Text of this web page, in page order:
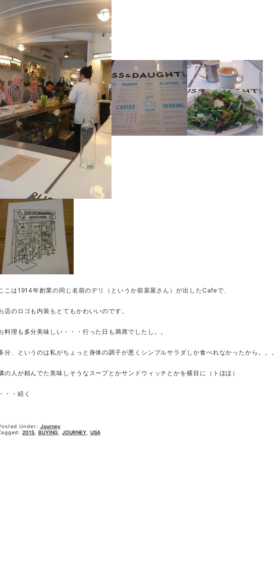
こは1914年創業の同じ名前のデリ（というか前菜屋さん）が出したCafeで、
店のロゴも内装もとてもかわいいのです。
料理も多分美味しい・・・行った日も満席でしたし。。
分、というのは私がちょっと身体の調子が悪くシンプルサラダしか食べれなかったから。。。
の人が頼んでた美味しそうなスープとかサンドウィッチとかを横目に（トほほ）
・・・続く
Under: Journey
2015 BUYING JOURNEY, USA